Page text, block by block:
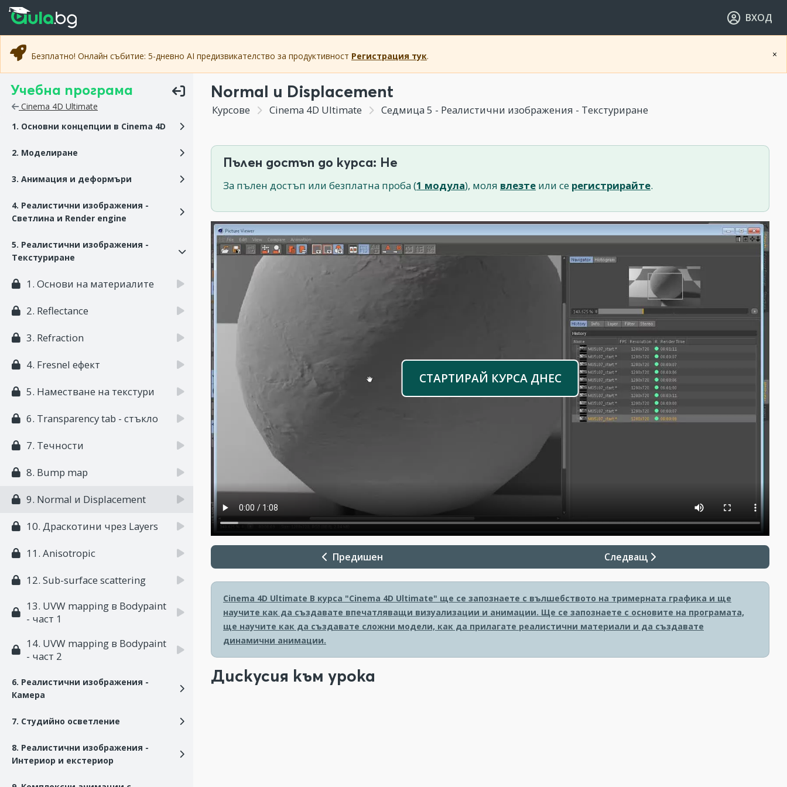
Прескочи към основното съдържание
Прескочи към навигацията
ВХОД
×
Безплатно! Онлайн събитие: 5-дневно AI предизвикателство за продуктивност Регистрация тук.
Учебна програма
Cinema 4D Ultimate
1. Основни концепции в Cinema 4D
2. Моделиране
3. Анимация и деформъри
4. Реалистични изображения -
Светлина и Render engine
5. Реалистични изображения -
Текстуриране
1. Основи на материалите
2. Reflectance
3. Refraction
4. Fresnel ефект
5. Наместване на текстури
6. Transparency tab - стъкло
7. Течности
8. Bump map
9. Normal и Displacement
10. Драскотини чрез Layers
11. Anisotropic
12. Sub-surface scattering
13. UVW mapping в Bodypaint
- част 1
14. UVW mapping в Bodypaint
- част 2
6. Реалистични изображения -
Камера
7. Студийно осветление
8. Реалистични изображения -
Интериор и екстериор
Normal и Displacement
Курсове Cinema 4D Ultimate Седмица 5 - Реалистични изображения - Текстуриране
Пълен достъп до курса: Не
За пълен достъп или безплатна проба (1 модула), моля влезте или се регистрирайте.
СТАРТИРАЙ КУРСА ДНЕС
Предишен Следващ
Cinema 4D Ultimate В курса "Cinema 4D Ultimate" ще се запознаете с вълшебството на тримерната графика и ще
научите как да създавате впечатляващи визуализации и анимации. Ще се запознаете с основите на програмата,
ще научите как да създавате сложни модели, как да прилагате реалистични материали и да създавате
динамични анимации.
Дискусия към урока